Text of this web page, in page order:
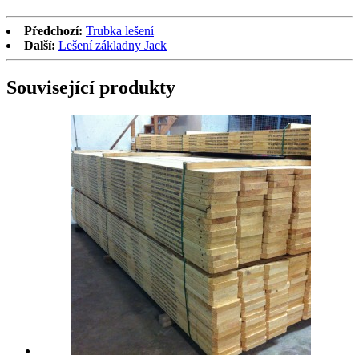
Předchozí: Trubka lešení
Další: Lešení základny Jack
Související produkty